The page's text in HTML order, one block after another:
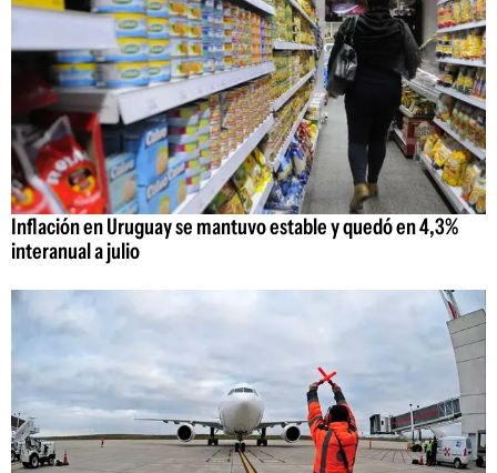
Inflación en Uruguay se mantuvo estable y quedó en 4,3%
interanual a julio